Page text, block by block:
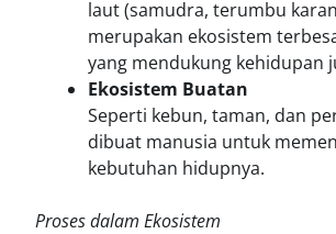
laut (samudra, terumbu
merupakan ekosistem
yang mendukung kehidupan
Ekosistem Buatan
Seperti kebun, taman, dan
dibuat manusia untuk
kebutuhan hidupnya.
Proses dalam Ekosistem